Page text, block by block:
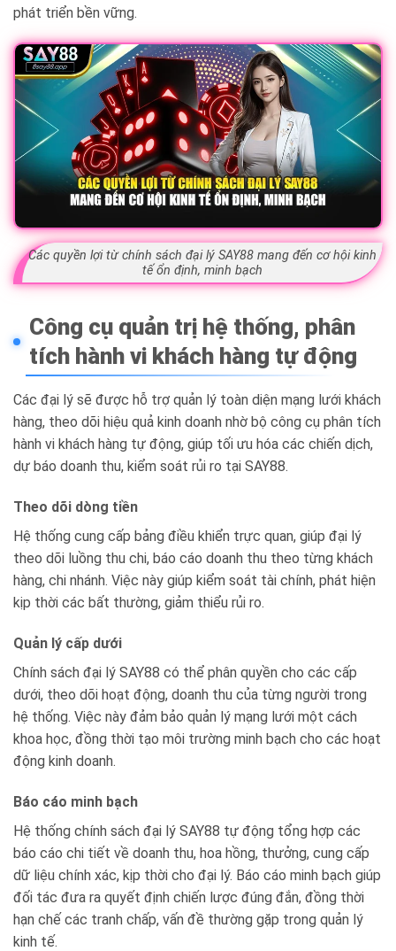
phát triển bền vững.
Các quyền lợi từ chính sách đại lý SAY88 mang đến cơ hội kinh
tế ổn định, minh bạch
Công cụ quản trị hệ thống, phân
tích hành vi khách hàng tự động
Các đại lý sẽ được hỗ trợ quản lý toàn diện mạng lưới khách
hàng, theo dõi hiệu quả kinh doanh nhờ bộ công cụ phân tích
hành vi khách hàng tự động, giúp tối ưu hóa các chiến dịch,
dự báo doanh thu, kiểm soát rủi ro tại SAY88.
Theo dõi dòng tiền
Hệ thống cung cấp bảng điều khiển trực quan, giúp đại lý
theo dõi luồng thu chi, báo cáo doanh thu theo từng khách
hàng, chi nhánh. Việc này giúp kiểm soát tài chính, phát hiện
kịp thời các bất thường, giảm thiểu rủi ro.
Quản lý cấp dưới
Chính sách đại lý SAY88 có thể phân quyền cho các cấp
dưới, theo dõi hoạt động, doanh thu của từng người trong
hệ thống. Việc này đảm bảo quản lý mạng lưới một cách
khoa học, đồng thời tạo môi trường minh bạch cho các hoạt
động kinh doanh.
Báo cáo minh bạch
Hệ thống chính sách đại lý SAY88 tự động tổng hợp các
báo cáo chi tiết về doanh thu, hoa hồng, thưởng, cung cấp
dữ liệu chính xác, kịp thời cho đại lý. Báo cáo minh bạch giúp
đối tác đưa ra quyết định chiến lược đúng đắn, đồng thời
hạn chế các tranh chấp, vấn đề thường gặp trong quản lý
kinh tế.